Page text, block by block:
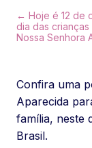
← Hoje é 12 de
dia das
Nossa Senhora
Confira uma
Aparecida
família, neste
Brasil.